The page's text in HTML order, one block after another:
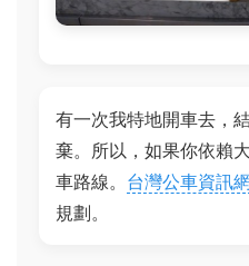
有一次我特地開車去，
棄。所以，如果你依賴
車路線。 台灣公車資訊網
規劃。